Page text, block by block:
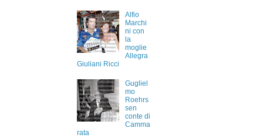
Alfio
Marchi
ni con
la
moglie
Allegra
Giuliani Ricci
Gugliel
mo
Roehrs
sen
conte di
Camma
rata